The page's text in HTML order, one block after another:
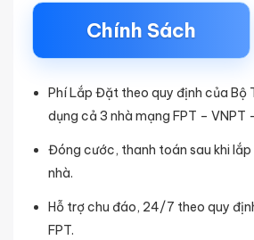
Chính Sách
Phí Lắp Đặt theo quy định của Bộ
dụng cả 3 nhà mạng FPT – VNPT
Đóng cước, thanh toán sau khi
nhà.
Hỗ trợ chu đáo, 24/7 theo quy
FPT.